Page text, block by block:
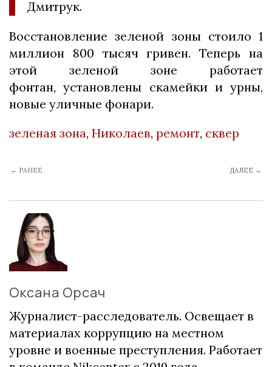
Дмитрук.
Восстановление зеленой зоны стоило 1
миллион 800 тысяч гривен. Теперь на
этой зеленой зоне работает
фонтан, установлены скамейки и урны,
новые уличные фонари.
зеленая зона, Николаев, ремонт, сквер
← РАНЕЕ ДАЛЕЕ →
Оксана Орсач
Журналист-расследователь. Освещает в
материалах коррупцию на местном
уровне и военные преступления. Работает